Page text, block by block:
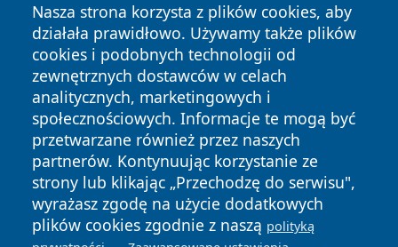
Nasza strona korzysta z plików cookies, aby
działała prawidłowo. Używamy także plików
cookies i podobnych technologii od
zewnętrznych dostawców w celach
analitycznych, marketingowych i
społecznościowych. Informacje te mogą być
przetwarzane również przez naszych
partnerów. Kontynuując korzystanie ze
strony lub klikając „Przechodzę do serwisu",
wyrażasz zgodę na użycie dodatkowych
plików cookies zgodnie z naszą polityką
Copyright © 2026 przemyslonline.pl Wszystkie prawa
zastrzeżone.
News Autorzy
Polityka
Prywatności
Polityka
Cookies